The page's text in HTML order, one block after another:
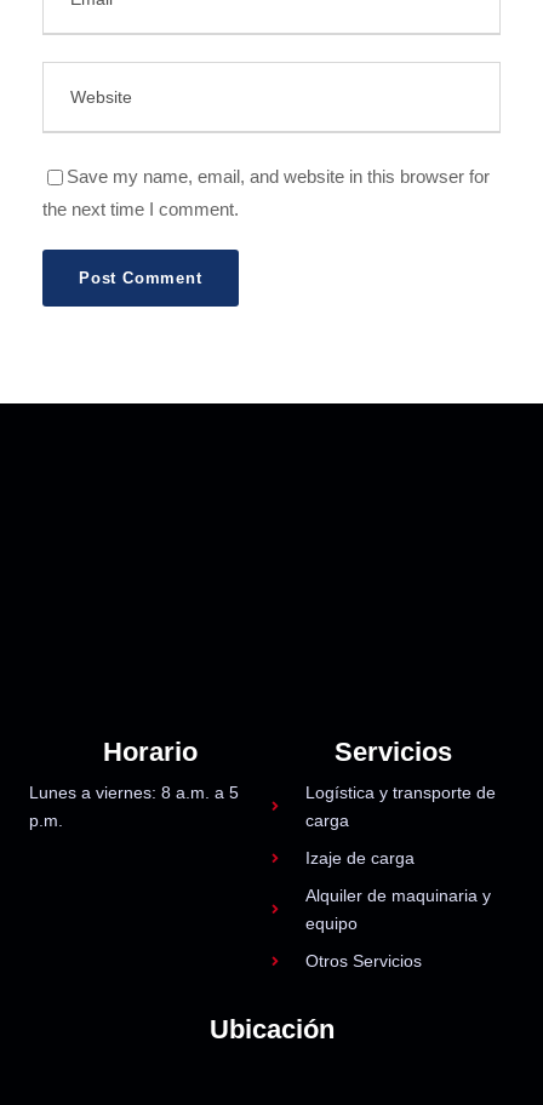
Save my name, email, and website in this browser for
the next time I comment.
Horario
Lunes a viernes: 8 a.m. a 5
p.m.
Servicios
Logística y transporte de
carga
Izaje de carga
Alquiler de maquinaria y
equipo
Otros Servicios
Ubicación